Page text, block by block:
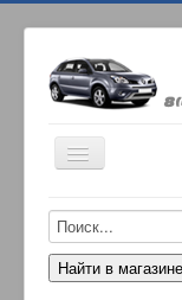
Включить/
выключить
ИНТЕРНЕТ-
О НАС